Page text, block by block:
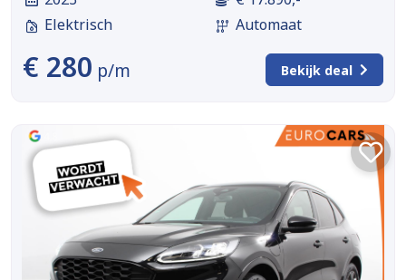
Elektrisch
Automaat
€ 280 p/m Bekijk deal